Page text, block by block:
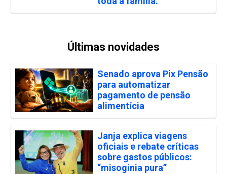
Últimas novidades
Senado aprova Pix Pensão
para automatizar
pagamento de pensão
alimentícia
Janja explica viagens
oficiais e rebate críticas
sobre gastos públicos:
“misoginia pura”